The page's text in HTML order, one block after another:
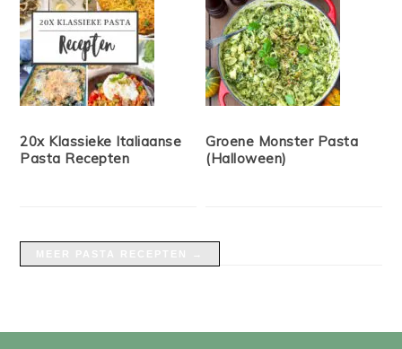
20x Klassieke Italiaanse
Pasta Recepten
Groene Monster Pasta
(Halloween)